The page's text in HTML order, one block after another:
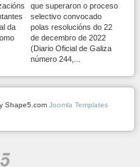
da
que superaron o proceso
selectivo convocado
polas resolucións do 22
de decembro de 2022
(Diario Oficial de Galiza
número 244,...
Shape5.com Joomla Templates